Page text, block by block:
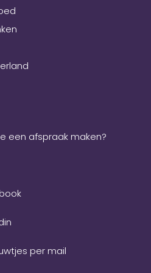
een afspraak maken?
per mail